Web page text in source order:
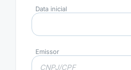
Data inicial
Emissor